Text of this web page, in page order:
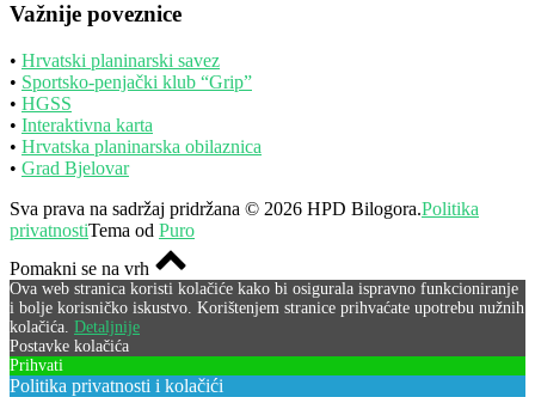
Važnije poveznice
• Hrvatski planinarski savez
• Sportsko-penjački klub “Grip”
• HGSS
• Interaktivna karta
• Hrvatska planinarska obilaznica
• Grad Bjelovar
Sva prava na sadržaj pridržana © 2026 HPD Bilogora.Politika
privatnostiTema od Puro
Pomakni se na vrh
Ova web stranica koristi kolačiće kako bi osigurala ispravno funkcioniranje
i bolje korisničko iskustvo. Korištenjem stranice prihvaćate upotrebu nužnih
kolačića. Detaljnije
Postavke kolačića
Prihvati
Politika privatnosti i kolačići